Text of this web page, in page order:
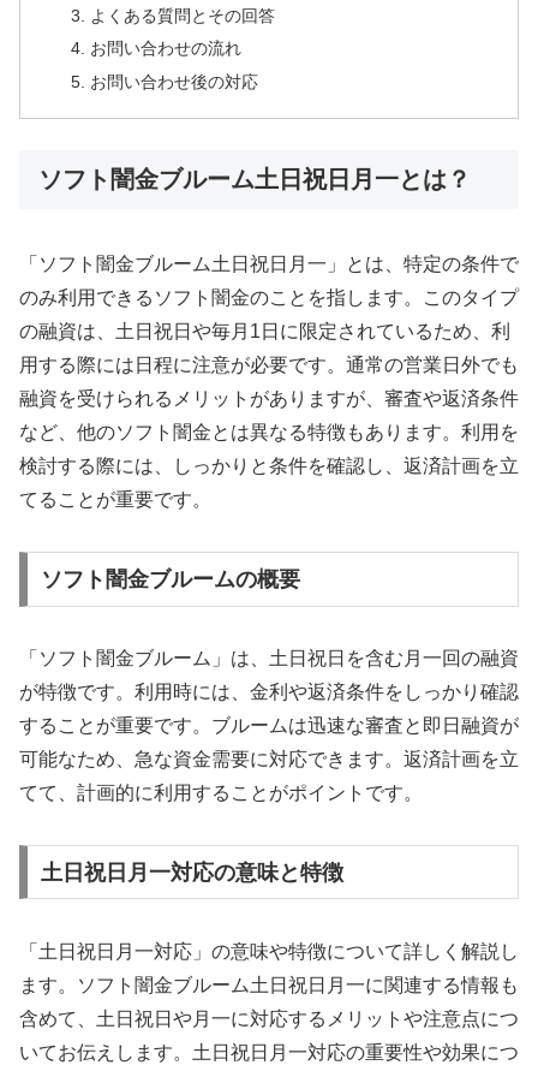
よくある質問とその回答
お問い合わせの流れ
お問い合わせ後の対応
ソフト闇金ブルーム土日祝日月一とは？
「ソフト闇金ブルーム土日祝日月一」とは、特定の条件で
のみ利用できるソフト闇金のことを指します。このタイプ
の融資は、土日祝日や毎月1日に限定されているため、利
用する際には日程に注意が必要です。通常の営業日外でも
融資を受けられるメリットがありますが、審査や返済条件
など、他のソフト闇金とは異なる特徴もあります。利用を
検討する際には、しっかりと条件を確認し、返済計画を立
てることが重要です。
ソフト闇金ブルームの概要
「ソフト闇金ブルーム」は、土日祝日を含む月一回の融資
が特徴です。利用時には、金利や返済条件をしっかり確認
することが重要です。ブルームは迅速な審査と即日融資が
可能なため、急な資金需要に対応できます。返済計画を立
てて、計画的に利用することがポイントです。
土日祝日月一対応の意味と特徴
「土日祝日月一対応」の意味や特徴について詳しく解説し
ます。ソフト闇金ブルーム土日祝日月一に関連する情報も
含めて、土日祝日や月一に対応するメリットや注意点につ
いてお伝えします。土日祝日月一対応の重要性や効果につ